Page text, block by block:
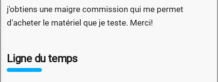
j'obtiens une maigre commission qui me permet
d'acheter le matériel que je teste. Merci!
Ligne du temps